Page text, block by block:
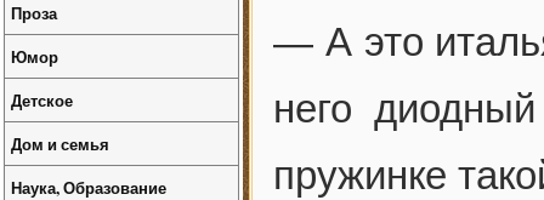
— А это
него
пружинке
Проза
Юмор
Детское
Дом и семья
Наука, Образование